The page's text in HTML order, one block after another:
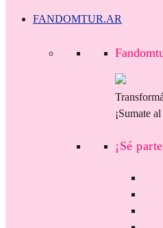
FANDOMTUR.AR
¡Sumate
¡Sé